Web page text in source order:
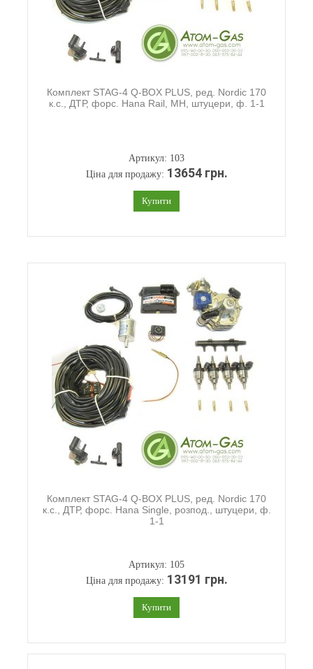
Комплект STAG-4 Q-BOX PLUS, ред. Nordic 170
к.с., ДТР, форс. Hana Rail, МН, штуцери, ф. 1-1
Артикул: 103
Ціна для продажу: 13654 грн.
Купити
Комплект STAG-4 Q-BOX PLUS, ред. Nordic 170
к.с., ДТР, форс. Hana Single, розпод., штуцери, ф.
1-1
Артикул: 105
Ціна для продажу: 13191 грн.
Купити